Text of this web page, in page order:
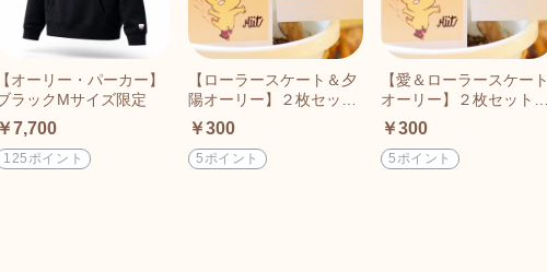
オーリー・パーカー】
ラックMサイズ限定
7,700
125ポイント
【ローラースケート＆夕
陽オーリー】２枚セット
MUTポストカード
￥300
5ポイント
【愛＆ローラースケート
オーリー】２枚セットM
UTポストカード
￥300
5ポイント